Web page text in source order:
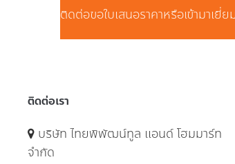
ติดต่อขอใบเสนอราคาหรือเข้ามาเ
ติดต่อเรา
บริษัท ไทยพิพัฒน์ทูล แอนด์ โฮมมาร์ท
จำกัด